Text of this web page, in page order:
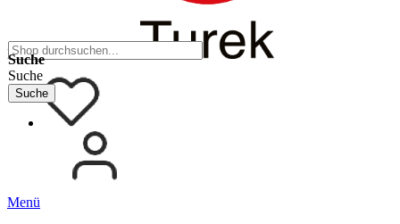
Navigation umschalten
Suche
Suche
Suche
Menü